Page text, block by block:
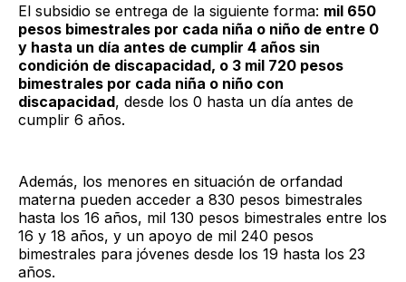
El subsidio se entrega de la siguiente forma: mil 650
pesos bimestrales por cada niña o niño de entre 0
y hasta un día antes de cumplir 4 años sin
condición de discapacidad, o 3 mil 720 pesos
bimestrales por cada niña o niño con
discapacidad, desde los 0 hasta un día antes de
cumplir 6 años.
Además, los menores en situación de orfandad
materna pueden acceder a 830 pesos bimestrales
hasta los 16 años, mil 130 pesos bimestrales entre los
16 y 18 años, y un apoyo de mil 240 pesos
bimestrales para jóvenes desde los 19 hasta los 23
años.